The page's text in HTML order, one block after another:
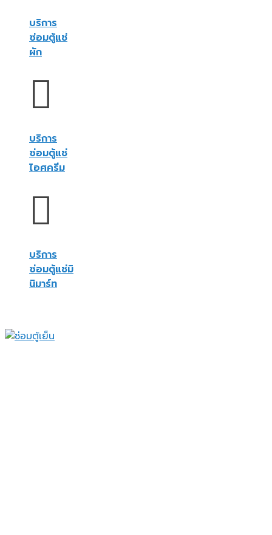
บริการ
ซ่อมตู้แช่
ผัก
บริการ
ซ่อมตู้แช่
ไอศครีม
บริการ
ซ่อมตู้แช่มิ
นิมาร์ท